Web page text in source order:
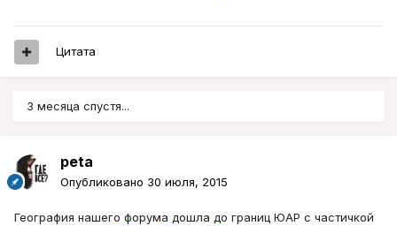
Цитата
3 месяца спустя...
peta
Опубликовано 30 июля, 2015
География нашего форума дошла до границ ЮАР с частичкой